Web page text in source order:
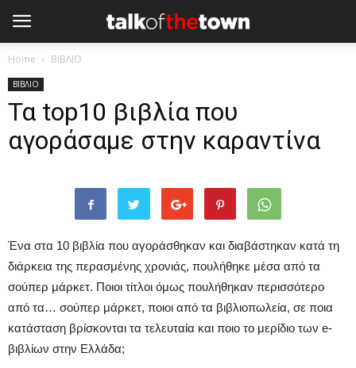
Home ΒΙΒΛΙΟ
ΒΙΒΛΙΟ
Τα top10 βιβλία που
αγοράσαμε στην καραντίνα
Ένα στα 10 βιβλία που αγοράσθηκαν και διαβάστηκαν κατά τη
διάρκεια της περασμένης χρονιάς, πουλήθηκε μέσα από τα
σούπερ μάρκετ. Ποιοι τίτλοι όμως πουλήθηκαν περισσότερο
από τα… σούπερ μάρκετ, ποιοι από τα βιβλιοπωλεία, σε ποια
κατάσταση βρίσκονται τα τελευταία και ποιο το μερίδιο των e-
βιβλίων στην Ελλάδα;